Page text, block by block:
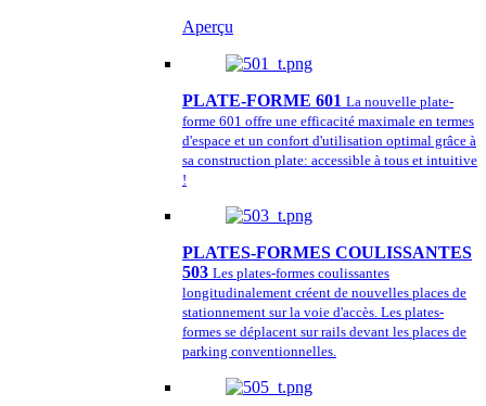
Aperçu
PLATE-FORME 601 La nouvelle plate-
forme 601 offre une efficacité maximale en termes
d'espace et un confort d'utilisation optimal grâce à
sa construction plate: accessible à tous et intuitive
!
PLATES-FORMES COULISSANTES
503 Les plates-formes coulissantes
longitudinalement créent de nouvelles places de
stationnement sur la voie d'accès. Les plates-
formes se déplacent sur rails devant les places de
parking conventionnelles.